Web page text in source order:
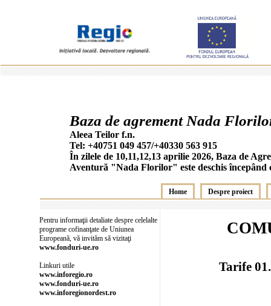
Baza de agrement Nada
Aleea Teilor f.n.
Tel: +40751 049 457/+40330 563 915
În zilele de 10,11,12,13 aprilie 2026, Baza de
Aventură "Nada Florilor" este deschis începând
Home Despre proiect
Pentru informaţii detaliate despre celelalte
programe cofinanţate de Uniunea
Europeană, vă invităm să vizitaţi
www.fonduri-ue.ro
Linkuri utile
www.inforegio.ro
www.fonduri-ue.ro
www.inforegionordest.ro
Tarife